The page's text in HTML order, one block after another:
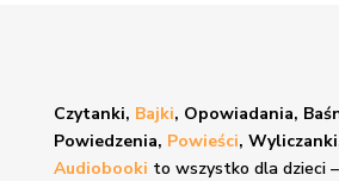
Czytanki, Bajki, Opowiadania,
Powiedzenia, Powieści,
Audiobooki to wszystko dla dzieci